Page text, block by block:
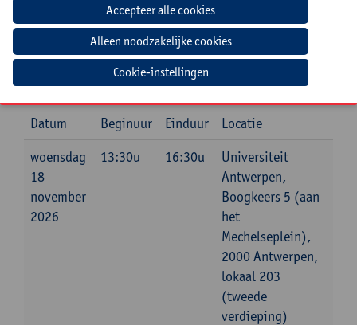
Jouw bijdrage: 99 EUR.
Inlichtingen bij: Maxime Wauters, 03 265 87 23,
maxime.wauters@uantwerpen.be
Datum Beginuur Einduur
Locatie
woensdag
18
november
2026
13:30u 16:30u
Universiteit
Antwerpen,
Boogkeers 5 (aan
het
Mechelseplein),
2000 Antwerpen,
lokaal 203
(tweede
verdieping)
Cookie-instellingen